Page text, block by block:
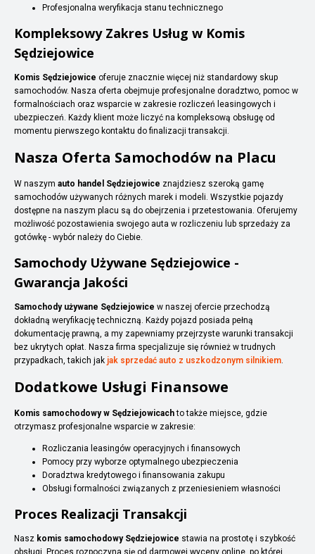
Profesjonalna weryfikacja stanu technicznego
Kompleksowy Zakres Usług w Komis
Sędziejowice
Komis Sędziejowice oferuje znacznie więcej niż standardowy skup
samochodów. Nasza oferta obejmuje profesjonalne doradztwo, pomoc w
formalnościach oraz wsparcie w zakresie rozliczeń leasingowych i
ubezpieczeń. Każdy klient może liczyć na kompleksową obsługę od
momentu pierwszego kontaktu do finalizacji transakcji.
Nasza Oferta Samochodów na Placu
W naszym auto handel Sędziejowice znajdziesz szeroką gamę
samochodów używanych różnych marek i modeli. Wszystkie pojazdy
dostępne na naszym placu są do obejrzenia i przetestowania. Oferujemy
możliwość pozostawienia swojego auta w rozliczeniu lub sprzedaży za
gotówkę - wybór należy do Ciebie.
Samochody Używane Sędziejowice -
Gwarancja Jakości
Samochody używane Sędziejowice w naszej ofercie przechodzą
dokładną weryfikację techniczną. Każdy pojazd posiada pełną
dokumentację prawną, a my zapewniamy przejrzyste warunki transakcji
bez ukrytych opłat. Nasza firma specjalizuje się również w trudnych
przypadkach, takich jak jak sprzedać auto z uszkodzonym silnikiem.
Dodatkowe Usługi Finansowe
Komis samochodowy w Sędziejowicachto także miejsce, gdzie
otrzymasz profesjonalne wsparcie w zakresie:
Rozliczania leasingów operacyjnych i finansowych
Pomocy przy wyborze optymalnego ubezpieczenia
Doradztwa kredytowego i finansowania zakupu
Obsługi formalności związanych z przeniesieniem własności
Proces Realizacji Transakcji
Nasz komis samochodowy Sędziejowice stawia na prostotę i szybkość
obsługi. Proces rozpoczyna się od darmowej wyceny online, po której